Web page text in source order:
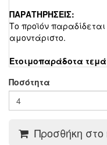
ΠΑΡΑΤΗΡΗΣΕΙΣ:
Το προϊόν
αμοντάριστο.
Ετοιμοπαράδοτα
Ποσότητα
Προσθήκη